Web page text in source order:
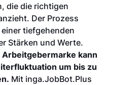
die die richtigen
Der Prozess
tiefgehenden
Stärken und Werte.
Arbeitgebermarke kann
um bis zu
Mit inga.JobBot.Plus